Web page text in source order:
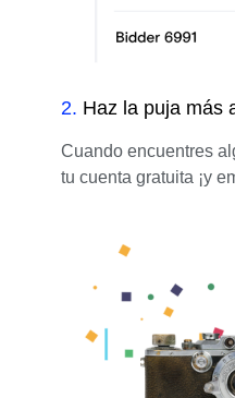
2. Haz la puja más
Cuando encuentres
tu cuenta gratuita ¡y